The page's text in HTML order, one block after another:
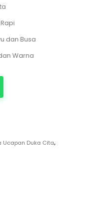
dan Busa
Warna
Ucapan Duka Cita,